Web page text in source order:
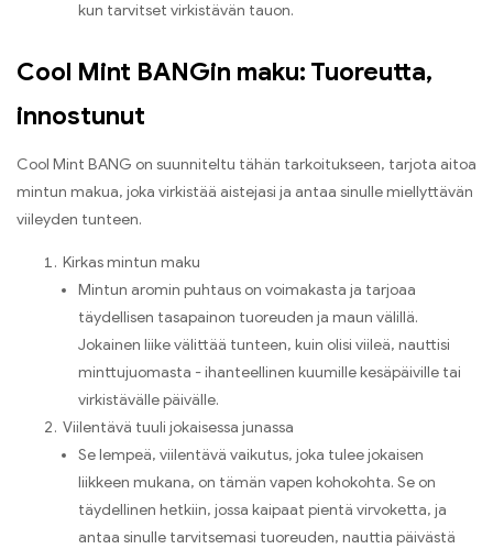
kun tarvitset virkistävän tauon.
Cool Mint BANGin maku: Tuoreutta,
innostunut
Cool Mint BANG on suunniteltu tähän tarkoitukseen, tarjota aitoa
mintun makua, joka virkistää aistejasi ja antaa sinulle miellyttävän
viileyden tunteen.
Kirkas mintun maku
Mintun aromin puhtaus on voimakasta ja tarjoaa
täydellisen tasapainon tuoreuden ja maun välillä.
Jokainen liike välittää tunteen, kuin olisi viileä, nauttisi
minttujuomasta - ihanteellinen kuumille kesäpäiville tai
virkistävälle päivälle.
Viilentävä tuuli jokaisessa junassa
Se lempeä, viilentävä vaikutus, joka tulee jokaisen
liikkeen mukana, on tämän vapen kohokohta. Se on
täydellinen hetkiin, jossa kaipaat pientä virvoketta, ja
antaa sinulle tarvitsemasi tuoreuden, nauttia päivästä